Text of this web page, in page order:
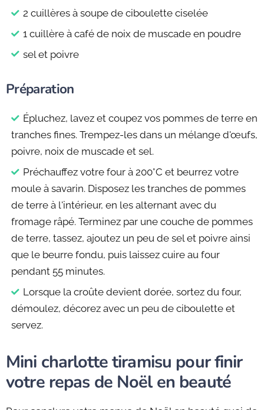
2 cuillères à soupe de ciboulette ciselée
1 cuillère à café de noix de muscade en poudre
sel et poivre
Préparation
Épluchez, lavez et coupez vos pommes de terre en
tranches fines. Trempez-les dans un mélange d'œufs,
poivre, noix de muscade et sel.
Préchauffez votre four à 200°C et beurrez votre
moule à savarin. Disposez les tranches de pommes
de terre à l'intérieur, en les alternant avec du
fromage râpé. Terminez par une couche de pommes
de terre, tassez, ajoutez un peu de sel et poivre ainsi
que le beurre fondu, puis laissez cuire au four
pendant 55 minutes.
Lorsque la croûte devient dorée, sortez du four,
démoulez, décorez avec un peu de ciboulette et
servez.
Mini charlotte tiramisu pour finir
votre repas de Noël en beauté